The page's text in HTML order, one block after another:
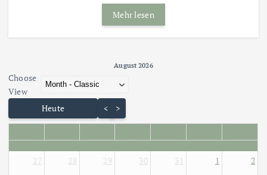
Mehr lesen
Skip Calendar
August 2026 - current view is dayGridMonth
August 2026
Choose
View
Heute
< >
27 28 29 30 31 1 2